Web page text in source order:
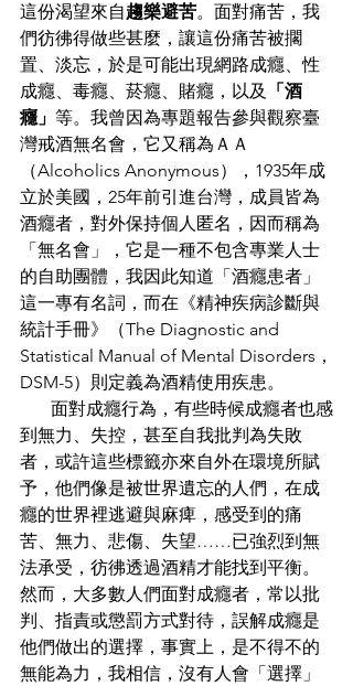
這份渴望來自趨樂避苦。面對痛苦，我
們彷彿得做些甚麼，讓這份痛苦被擱
置、淡忘，於是可能出現網路成癮、性
成癮、毒癮、菸癮、賭癮，以及
「酒
癮」 等。我曾因為專題報告參與觀察臺
灣戒酒無名會，它又稱為ＡＡ
（Alcoholics Anonymous），1935年成
立於美國，25年前引進台灣，成員皆為
酒癮者，對外保持個人匿名，因而稱為
「無名會」，它是一種不包含專業人士
的自助團體，我因此知道「酒癮患者」
這一專有名詞，而在《精神疾病診斷與
統計手冊》（The Diagnostic and
Statistical Manual of Mental Disorders，
DSM-5）則定義為酒精使用疾患。
到無力、失控，甚至自我批判為失敗
者，或許這些標籤亦來自外在環境所賦
予，他們像是被世界遺忘的人們，在成
癮的世界裡逃避與麻痺，感受到的痛
苦、無力、悲傷、失望……已強烈到無
法承受，彷彿透過酒精才能找到平衡。
然而，大多數人們面對成癮者，常以批
判、指責或懲罰方式對待，誤解成癮是
他們做出的選擇，事實上，是不得不的
無能為力，我相信，沒有人會「選擇」